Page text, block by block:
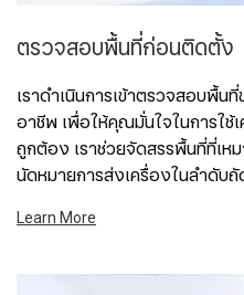
ตรวจสอบพื้นที่ก่อนติดตั้ง
เราดำเนินการเข้าตรวจสอบพื้
อาชีพ เพื่อให้คุณมั่นใจในการใ
ถูกต้อง เราช่วยจัดสรรพื้นที่ที่เห
นัดหมายการส่งเครื่องในลำดับถั
Learn More